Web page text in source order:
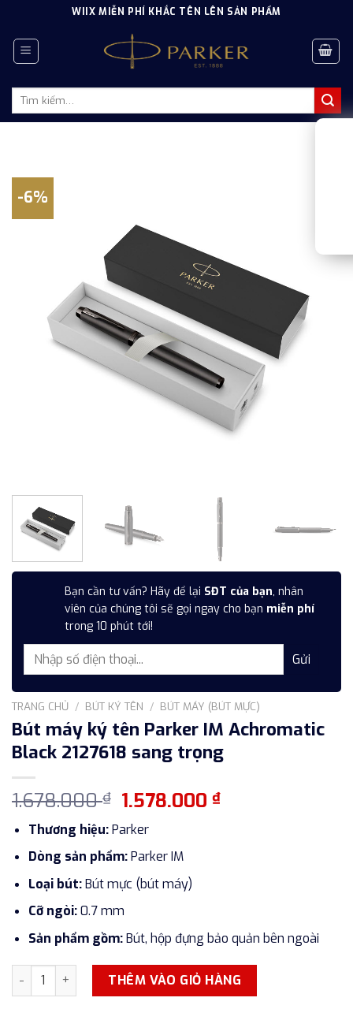
content
WIIX MIỄN PHÍ KHẮC TÊN LÊN SẢN PHẨM
Tìm
-6%
Bạn cần tư vấn? Hãy để lại SĐT của bạn, nhân
viên của chúng tôi sẽ gọi ngay cho bạn miễn phí
trong 10 phút tới!
TRANG CHỦ / BÚT KÝ TÊN / BÚT MÁY (BÚT MỰC)
Bút máy ký tên Parker IM Achromatic
Black 2127618 sang trọng
1.678.000₫ Giá
gốc
là:
1.678.000 ₫.
1.578.000₫Giá
Thương hiệu:Parker
Dòng sản phẩm:Parker IM
Loại bút:Bút mực (bút máy)
Cỡ ngòi:0.7 mm
Sản phẩm gồm:Bút, hộp đựng bảo quản bên ngoài
Bút máy ký tên Parker IM Achromatic Black 2127618 sang
THÊM VÀO GIỎ HÀNG